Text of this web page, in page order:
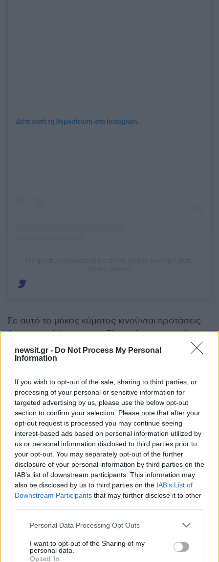
newsit.gr - Do Not Process My Personal
Information
If you wish to opt-out of the sale, sharing to third parties, or
processing of your personal or sensitive information for
targeted advertising by us, please use the below opt-out
section to confirm your selection. Please note that after your
opt-out request is processed you may continue seeing
interest-based ads based on personal information utilized by
us or personal information disclosed to third parties prior to
your opt-out. You may separately opt-out of the further
disclosure of your personal information by third parties on the
IAB’s list of downstream participants. This information may
also be disclosed by us to third parties on the IAB’s List of
Downstream Participants that may further disclose it to other
Please note that this website/app uses one or more Google
not limited to your visit or usage behaviour. You may click to
grant or deny consent to Google and its third-party tags to
Personal Data Processing Opt Outs
I want to opt-out of the Sharing of my
personal data.
Opted In
Δείτε αυτή τη δημοσίευση στο Instagram.
Σε αυτό το μήκος κύματος κινούνται προτάσεις
όπως η σαλάτα μεπαντζάρι, μάνγκο, φιστίκι
Αιγίνης και ξινομυζήθρα, η tostada με
Black
Angus tartare
κουζίνα του Μεξικού, για παράδειγμα τοchili con
carneμε τραγανά chips γλυκοπατάτας.
Στο ίδιο πνεύμα εντάσσονται και ταtacos με
τηγανητά king oyster μανιτάρια και κρέμα
αβοκάντο, ενώ για όσους αναζητούν πιο
πληθωρικές επιλογές το μενού περιλαμβάνει και
κοπές κρέατος στον ξυλόφουρνο. Μια από
αυτές είναι τομοσχαρίσιο διάφραγμαμε
σάλτσα πράσινης πιπεριάς και κύμινο. Η κουζίνα
λειτουργεί σε άμεση σχέση με την μπάρα, με το
από το brunch μέχρι το βραδινό τραπέζι.